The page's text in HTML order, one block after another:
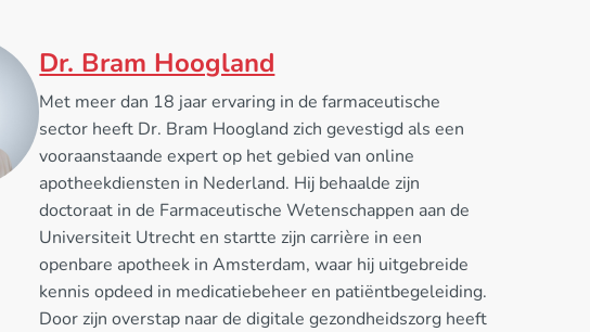
Dr. Bram Hoogland
Met meer dan 18 jaar ervaring in de farmaceutische
sector heeft Dr. Bram Hoogland zich gevestigd als een
vooraanstaande expert op het gebied van online
apotheekdiensten in Nederland. Hij behaalde zijn
doctoraat in de Farmaceutische Wetenschappen aan de
Universiteit Utrecht en startte zijn carrière in een
openbare apotheek in Amsterdam, waar hij uitgebreide
kennis opdeed in medicatiebeheer en patiëntbegeleiding.
Door zijn overstap naar de digitale gezondheidszorg heeft